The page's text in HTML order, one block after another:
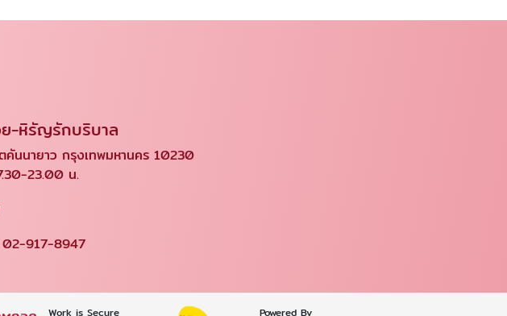
-หิรัญรักบริบาล
นนายาว กรุงเทพมหานคร 10230
23.00 น.
02-917-8947
Work is Secure Powered By